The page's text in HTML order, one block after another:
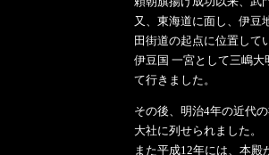
又、東海道に面し、伊豆
田街道の起点に位置して
伊豆国 一宮として三嶋
て行きました。
その後、明治4年の近代
大社に列せられました。
また平成12年には、本殿